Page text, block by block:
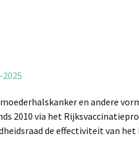
en andere
2010 via het
de effectiviteit van